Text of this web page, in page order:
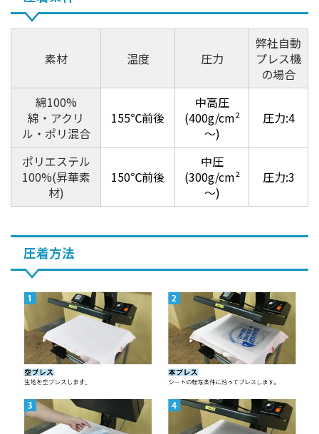
素材 温度 圧力
弊社自動
プレス機
の場合
綿100%
綿・アクリ
ル・ポリ混合
155℃前後
中高圧
(400g/cm²
～)
圧力:4
ポリエステル
100%(昇華素
材)
150℃前後
中圧
(300g/cm²
～)
圧力:3
圧着方法